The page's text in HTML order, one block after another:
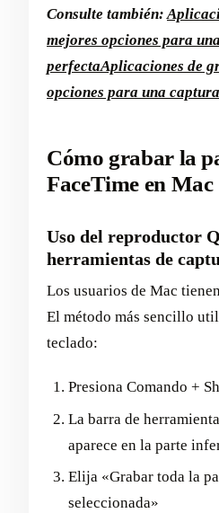
Consulte también:
mejores opciones para
perfectaAplicaciones de
opciones para una
Cómo grabar la
FaceTime en Mac
Uso del reproductor
herramientas de
Los usuarios de Mac
El método más sencillo
teclado:
Presiona Comando +
La barra de
aparece en la parte
Elija «Grabar toda la
seleccionada»